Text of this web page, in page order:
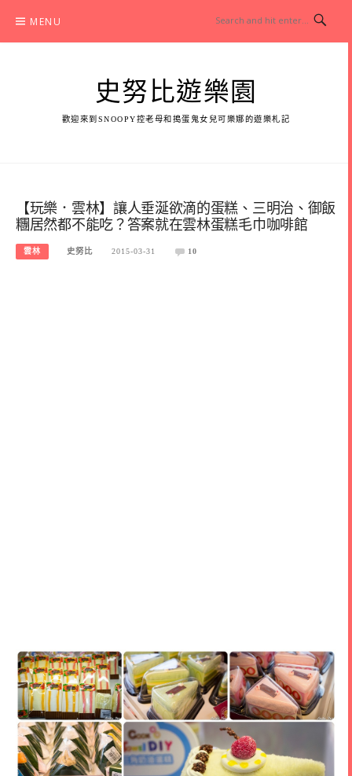
content
MENU
史努比遊樂園
歡迎來到SNOOPY控老母和搗蛋鬼女兒可樂娜的遊樂札記
【玩樂．雲林】讓人垂涎欲滴的蛋糕、三明治、御飯
糰居然都不能吃？答案就在雲林蛋糕毛巾咖啡館
雲林 史努比 2015-03-31 10